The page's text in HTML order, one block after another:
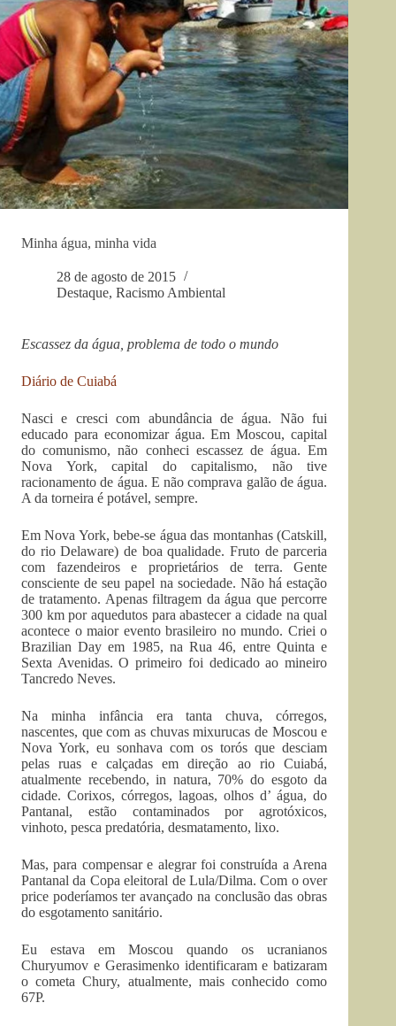
Minha água, minha vida
28 de agosto de 2015
Destaque, Racismo Ambiental
Escassez da água, problema de todo o mundo
Diário de Cuiabá
Nasci e cresci com abundância de água. Não fui
educado para economizar água. Em Moscou, capital
do comunismo, não conheci escassez de água. Em
Nova York, capital do capitalismo, não tive
racionamento de água. E não comprava galão de água.
A da torneira é potável, sempre.
Em Nova York, bebe-se água das montanhas (Catskill,
do rio Delaware) de boa qualidade. Fruto de parceria
com fazendeiros e proprietários de terra. Gente
consciente de seu papel na sociedade. Não há estação
de tratamento. Apenas filtragem da água que percorre
300 km por aquedutos para abastecer a cidade na qual
acontece o maior evento brasileiro no mundo. Criei o
Brazilian Day em 1985, na Rua 46, entre Quinta e
Sexta Avenidas. O primeiro foi dedicado ao mineiro
Tancredo Neves.
Na minha infância era tanta chuva, córregos,
nascentes, que com as chuvas mixurucas de Moscou e
Nova York, eu sonhava com os torós que desciam
pelas ruas e calçadas em direção ao rio Cuiabá,
atualmente recebendo, in natura, 70% do esgoto da
cidade. Corixos, córregos, lagoas, olhos d’ água, do
Pantanal, estão contaminados por agrotóxicos,
vinhoto, pesca predatória, desmatamento, lixo.
Mas, para compensar e alegrar foi construída a Arena
Pantanal da Copa eleitoral de Lula/Dilma. Com o over
price poderíamos ter avançado na conclusão das obras
do esgotamento sanitário.
Eu estava em Moscou quando os ucranianos
Churyumov e Gerasimenko identificaram e batizaram
o cometa Chury, atualmente, mais conhecido como
67P.